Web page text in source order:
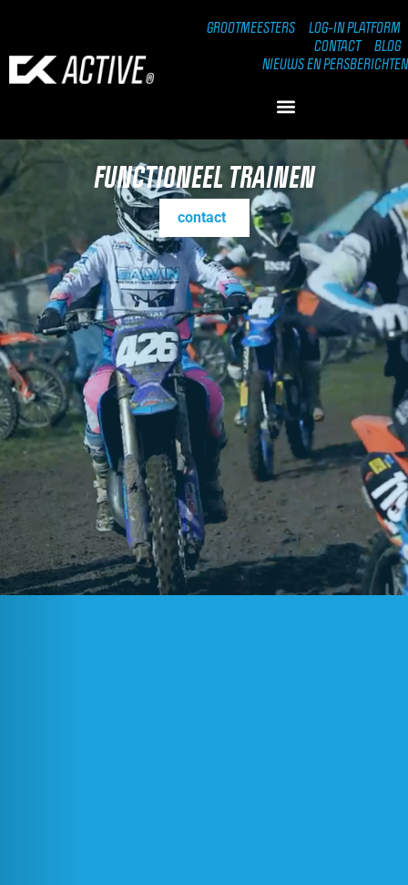
GROOTMEESTERS
LOG-IN PLATFORM
CONTACT
BLOG
NIEUWS EN PERSBERICHTEN
FUNCTIONEEL TRAINEN
contact